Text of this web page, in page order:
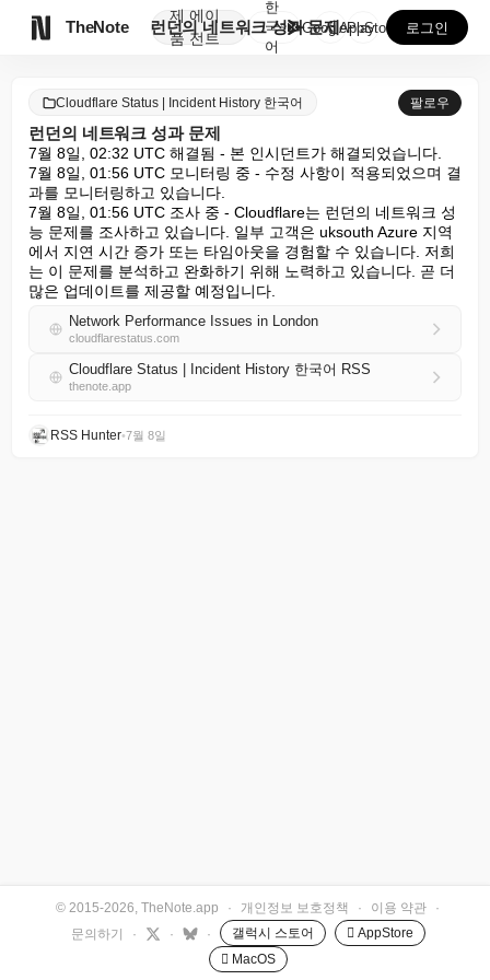
TheNote
제
품
에이
전트
런던의 네트워크 성과 문제
한
국
어
GooglePlay
AppStore 로그인
Cloudflare Status | Incident History 한국어 팔로우
런던의 네트워크 성과 문제
7월 8일, 02:32 UTC 해결됨 - 본 인시던트가 해결되었습니다.
7월 8일, 01:56 UTC 모니터링 중 - 수정 사항이 적용되었으며 결
과를 모니터링하고 있습니다.
7월 8일, 01:56 UTC 조사 중 - Cloudflare는 런던의 네트워크 성
능 문제를 조사하고 있습니다. 일부 고객은 uksouth Azure 지역
에서 지연 시간 증가 또는 타임아웃을 경험할 수 있습니다. 저희
는 이 문제를 분석하고 완화하기 위해 노력하고 있습니다. 곧 더
많은 업데이트를 제공할 예정입니다.
Network Performance Issues in London
cloudflarestatus.com
Cloudflare Status | Incident History 한국어 RSS
thenote.app
RSS Hunter•7월 8일
© 2015-2026, TheNote.app · 개인정보 보호정책 · 이용 약관
·
문의하기
· · · 갤럭시 스토어
 AppStore
 MacOS